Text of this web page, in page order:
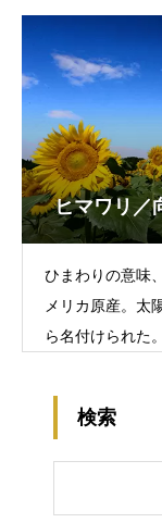
ヒマワリ／
ひまわりの意味
メリカ原産。太
ら名付けられた。
検索